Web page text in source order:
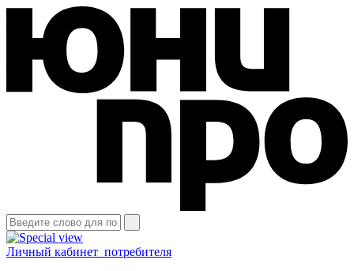
Личный кабинет потребителя